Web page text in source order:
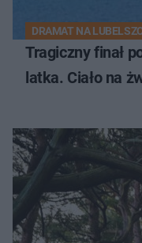
DRAMAT NA
Tragiczny finał
latka. Ciało na